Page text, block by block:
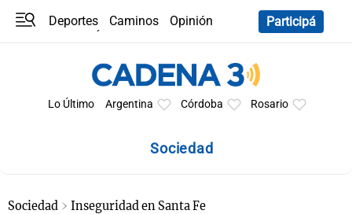
Deportes Caminos
Opinión
Participá
Lo Último Argentina Córdoba Rosario
Sociedad
Sociedad Inseguridad en Santa Fe